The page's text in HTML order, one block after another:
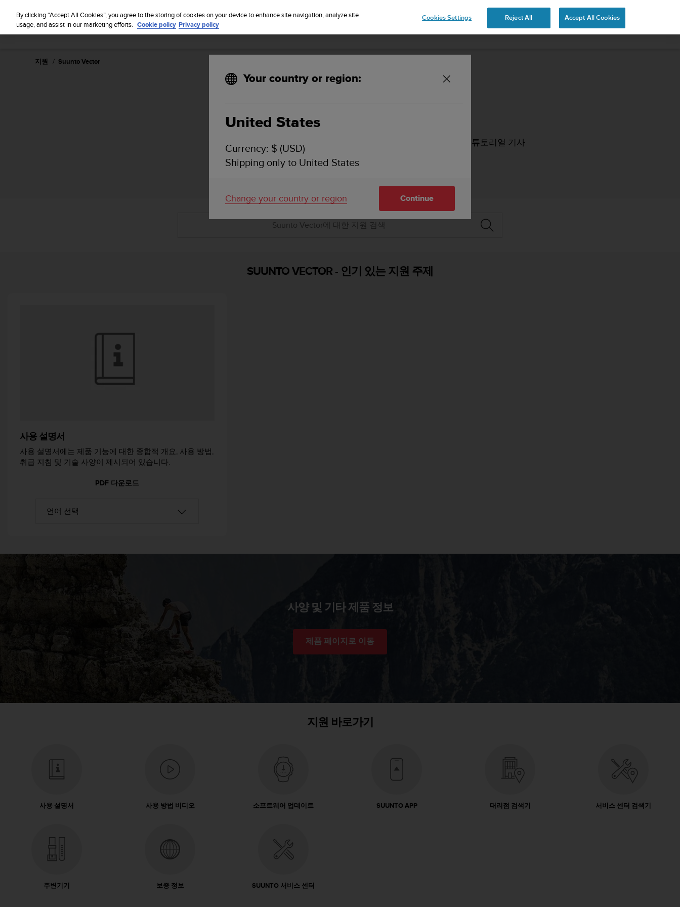
지원 Suunto Vector
지원
Suunto Vector에 대한 방법 비디오, FAQ, 튜토리얼 기사
SUUNTO VECTOR- 인기 있는 지원 주제
사용 설명서
사용 설명서에는 제품 기능에 대한 종합적 개요, 사용 방법,
취급 지침 및 기술 사양이 제시되어 있습니다.
PDF 다운로드
사양 및 기타 제품 정보
제품 페이지로 이동
지원 바로가기
사용 설명서 사용 방법 비디오 소프트웨어 업데이트 SUUNTO APP 대리점 검색기 서비스 센터 검색기
주변기기 보증 정보 SUUNTO 서비스 센터
Your country or region:
United States
Currency: $ (USD)
Shipping only to United States
Change your country or region Continue
By clicking “Accept All Cookies”, you agree to the storing of cookies on your device to enhance site navigation, analyze site
usage, and assist in our marketing efforts. Cookie policy Privacy policy
Cookies Settings Reject All Accept All Cookies